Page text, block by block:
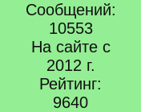
Сообщений:
10553
На сайте с
2012 г.
Рейтинг:
9640